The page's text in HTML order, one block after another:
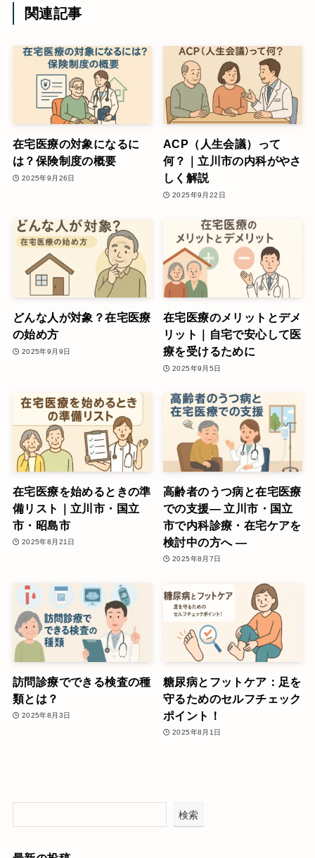
関連記事
在宅医療の対象になるに
は？保険制度の概要
2025年9月26日
ACP（人生会議）って
何？｜立川市の内科がやさ
しく解説
2025年9月22日
どんな人が対象？在宅医療
の始め方
2025年9月9日
在宅医療のメリットとデメ
リット｜自宅で安心して医
療を受けるために
2025年9月5日
在宅医療を始めるときの準
備リスト｜立川市・国立
市・昭島市
2025年8月21日
高齢者のうつ病と在宅医療
での支援― 立川市・国立
市で内科診療・在宅ケアを
検討中の方へ ―
2025年8月7日
訪問診療でできる検査の種
類とは？
2025年8月3日
糖尿病とフットケア：足を
守るためのセルフチェック
ポイント！
2025年8月1日
検索